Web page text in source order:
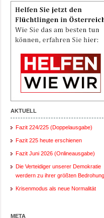
AKTUELL
Fazit 224/225 (Doppelausgabe)
Fazit 225 heute erschienen
Fazit Juni 2026 (Onlineausgabe)
Die Verteidiger unserer Demokratie
werdern zu ihrer größten Bedrohung
Krisenmodus als neue Normalität
META